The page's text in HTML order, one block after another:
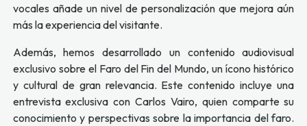
vocales añade un nivel de personalización que mejora aún
más la experiencia del visitante.
Además, hemos desarrollado un contenido audiovisual
exclusivo sobre el Faro del Fin del Mundo, un ícono histórico
y cultural de gran relevancia. Este contenido incluye una
entrevista exclusiva con Carlos Vairo, quien comparte su
conocimiento y perspectivas sobre la importancia del faro.